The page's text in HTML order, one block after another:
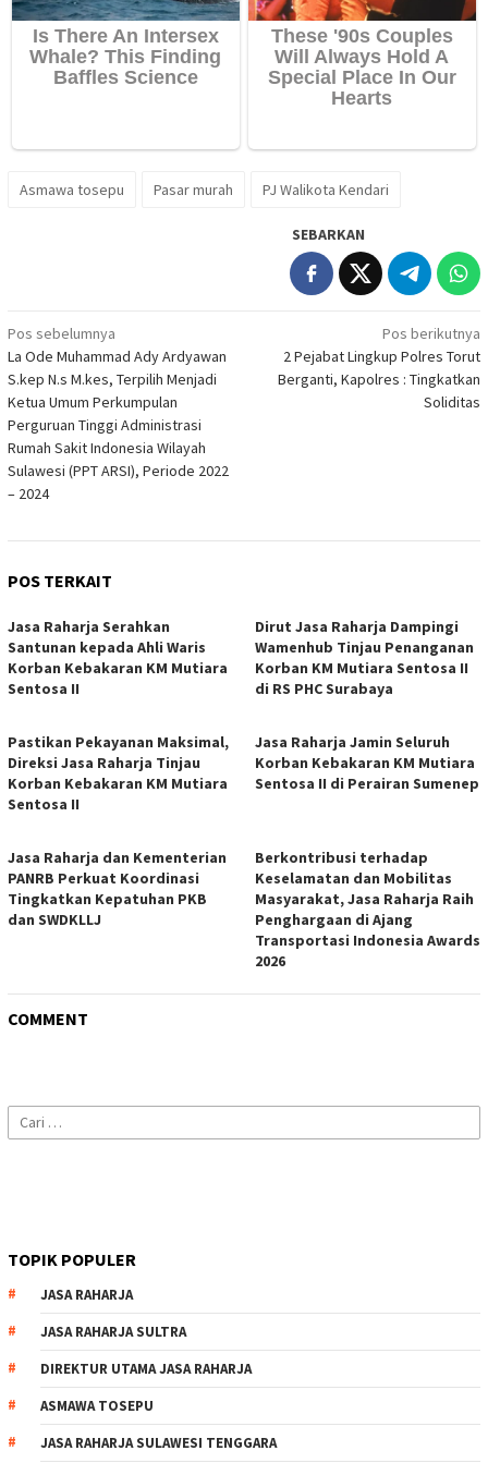
Asmawa tosepu Pasar murah PJ Walikota Kendari
SEBARKAN
Navigasi
pos
Pos sebelumnya
La Ode Muhammad Ady Ardyawan
S.kep N.s M.kes, Terpilih Menjadi
Ketua Umum Perkumpulan
Perguruan Tinggi Administrasi
Rumah Sakit Indonesia Wilayah
Sulawesi (PPT ARSI), Periode 2022
– 2024
Pos berikutnya
2 Pejabat Lingkup Polres Torut
Berganti, Kapolres : Tingkatkan
Soliditas
POS TERKAIT
Jasa Raharja Serahkan
Santunan kepada Ahli Waris
Korban Kebakaran KM Mutiara
Sentosa II
Dirut Jasa Raharja Dampingi
Wamenhub Tinjau Penanganan
Korban KM Mutiara Sentosa II
di RS PHC Surabaya
Pastikan Pekayanan Maksimal,
Direksi Jasa Raharja Tinjau
Korban Kebakaran KM Mutiara
Sentosa II
Jasa Raharja Jamin Seluruh
Korban Kebakaran KM Mutiara
Sentosa II di Perairan Sumenep
Jasa Raharja dan Kementerian
PANRB Perkuat Koordinasi
Tingkatkan Kepatuhan PKB
dan SWDKLLJ
Berkontribusi terhadap
Keselamatan dan Mobilitas
Masyarakat, Jasa Raharja Raih
Penghargaan di Ajang
Transportasi Indonesia Awards
2026
COMMENT
Cari
untuk:
TOPIK POPULER
JASA RAHARJA
JASA RAHARJA SULTRA
DIREKTUR UTAMA JASA RAHARJA
ASMAWA TOSEPU
JASA RAHARJA SULAWESI TENGGARA